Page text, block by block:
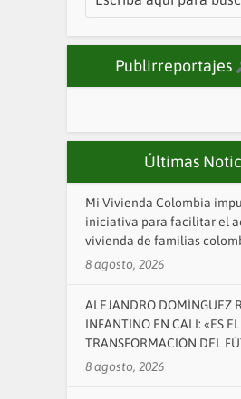
Publirreportajes
Últimas
Mi Vivienda Colombia
iniciativa para facilitar el
vivienda de familias
8 agosto, 2026
ALEJANDRO DOMÍNGUEZ
INFANTINO EN CALI: «ES
TRANSFORMACIÓN DEL
8 agosto, 2026